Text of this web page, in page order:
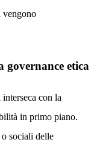
vengono
governance etica
con la
in primo piano.
sociali delle